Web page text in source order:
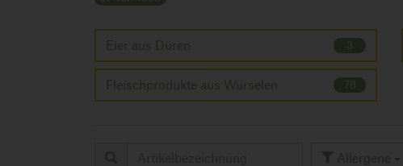
3
Eier aus Düren
78
Fleischprodukte aus Würselen
Allergene